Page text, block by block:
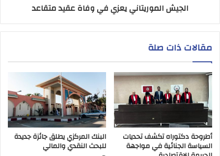
الجيش الموريتاني يعزي في وفاة عقيد متقاعد
مقالات ذات صلة
أطروحة دكتوراه تكشف تحديات
السياسة الجنائية في مواجهة
البنك المركزي يطلق جائزة جديدة
للبحث النقدي والمالي